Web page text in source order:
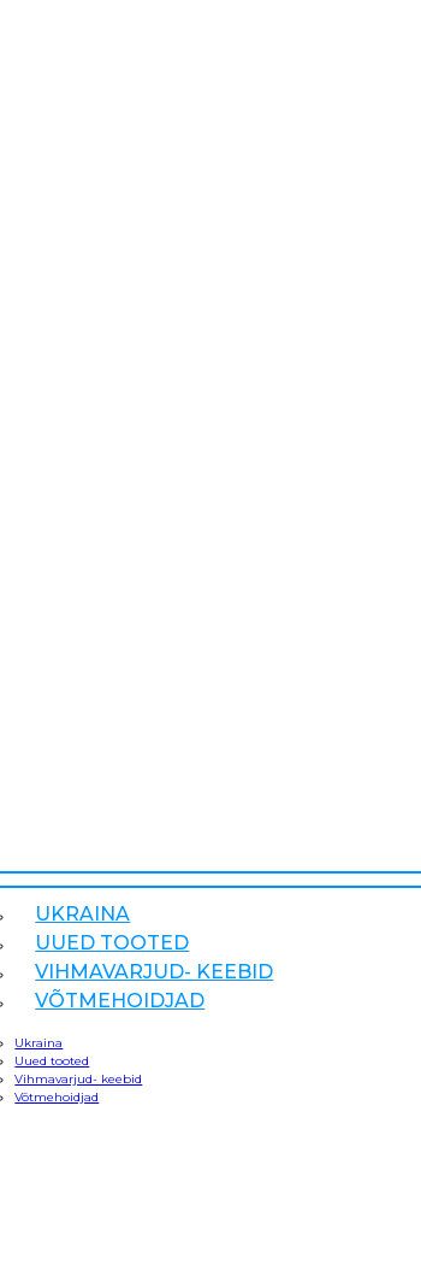
UKRAINA
UUED TOOTED
VIHMAVARJUD- KEEBID
VÕTMEHOIDJAD
Ukraina
Uued tooted
Vihmavarjud- keebid
Võtmehoidjad